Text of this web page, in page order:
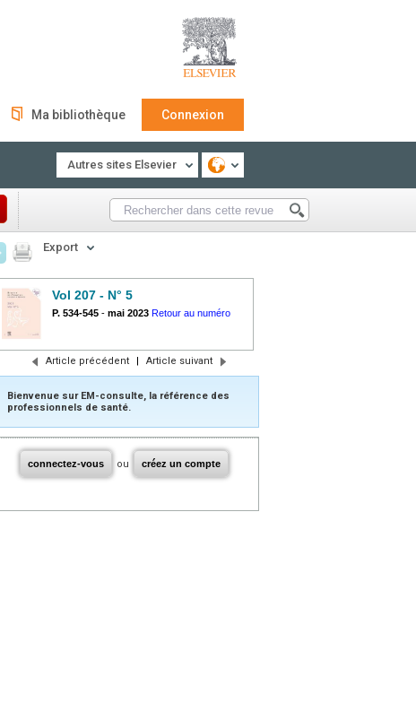
Ma bibliothèque Connexion
Autres sites Elsevier
Export
Vol 207 - N° 5
P. 534-545 - mai 2023 Retour au numéro
Article précédent | Article suivant
Bienvenue sur EM-consulte, la référence des
professionnels de santé.
connectez-vous ou créez un compte